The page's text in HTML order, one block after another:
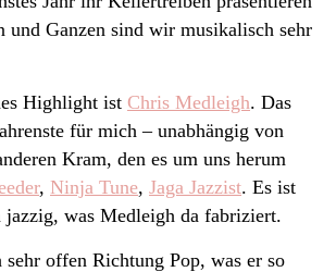
und Ganzen sind wir musikalisch sehr
Highlight ist Chris Medleigh. Das
für mich – unabhängig von
Kram, den es um uns herum
, Ninja Tune, Jaga Jazzist. Es ist
jazzig, was Medleigh da fabriziert.
sehr offen Richtung Pop, was er so